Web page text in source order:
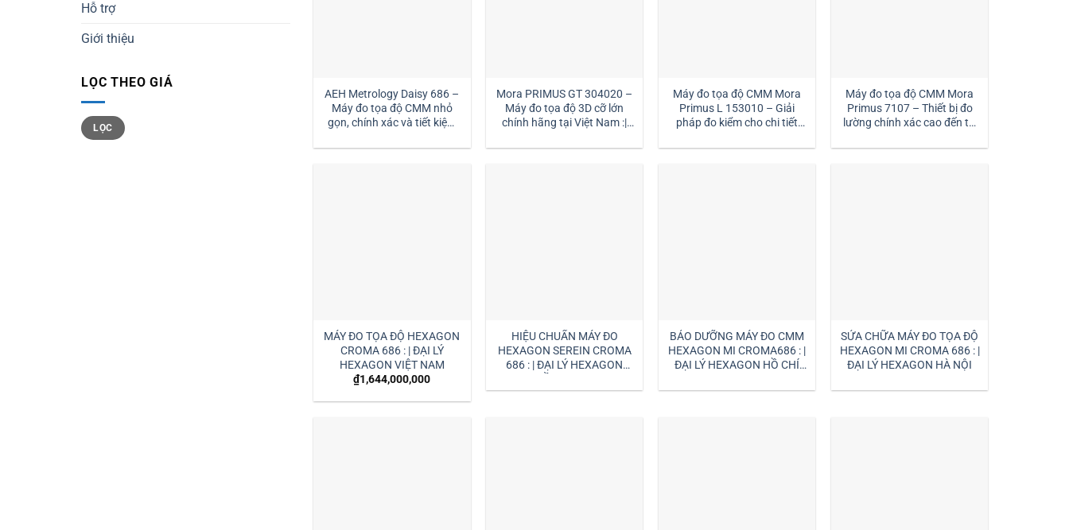
Hỗ trợ
Giới thiệu
LỌC THEO GIÁ
Giá
tối
thiểu
Giá
tối
đa
LỌC
AEH Metrology Daisy 686 –
Máy đo tọa độ CMM nhỏ
gọn, chính xác và tiết kiệm
Mora PRIMUS GT 304020 –
Máy đo tọa độ 3D cỡ lớn
chính hãng tại Việt Nam :|
Máy đo tọa độ CMM Mora
Primus L 153010 – Giải
pháp đo kiểm cho chi tiết
Máy đo tọa độ CMM Mora
Primus 7107 – Thiết bị đo
lường chính xác cao đến từ
MÁY ĐO TỌA ĐỘ HEXAGON
CROMA 686 : | ĐẠI LÝ
HEXAGON VIỆT NAM
₫1,644,000,000
HIỆU CHUẨN MÁY ĐO
HEXAGON SEREIN CROMA
686 : | ĐẠI LÝ HEXAGON
BẢO DƯỠNG MÁY ĐO CMM
HEXAGON MI CROMA686 : |
ĐẠI LÝ HEXAGON HỒ CHÍ
SỬA CHỮA MÁY ĐO TỌA ĐỘ
HEXAGON MI CROMA 686 : |
ĐẠI LÝ HEXAGON HÀ NỘI